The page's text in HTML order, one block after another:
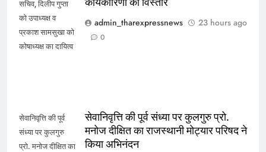
सचिव, दिलीप गुप्ता
को उपाध्यक्ष व
प्रकाश सामसुखा को
कोषाध्यक्ष का दायित्व
कार्यकारिणी का विस्तार
admin_tharexpressnews
23 hours ago
0
सेवानिवृत्ति की पूर्व
संध्या पर कुलगुरु
प्रो. मनोज दीक्षित का
सेवानिवृत्ति की पूर्व संध्या पर कुलगुरु प्रो.
मनोज दीक्षित का राजस्थानी मोट्यार परिषद ने
किया अभिनंदन